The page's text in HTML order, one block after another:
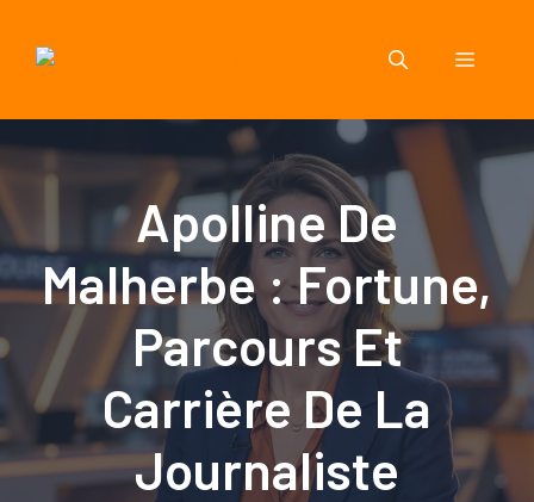
contenu
Menu
Apolline De
Malherbe : Fortune,
Parcours Et
Carrière De La
Journaliste